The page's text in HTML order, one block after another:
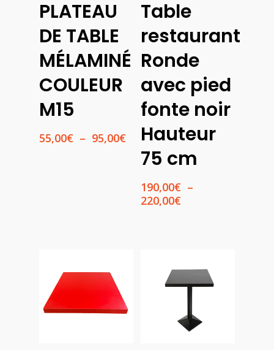
Des
Options
PLATEAU
DE TABLE
MÉLAMINÉ
COULEUR
M15
55,00€ – 95,00€Plage
prix :
95,00€
Des
Options
Table
restaurant
Ronde
avec pied
fonte noir
Hauteur
75 cm
190,00€ –
220,00€Plage
220,00€